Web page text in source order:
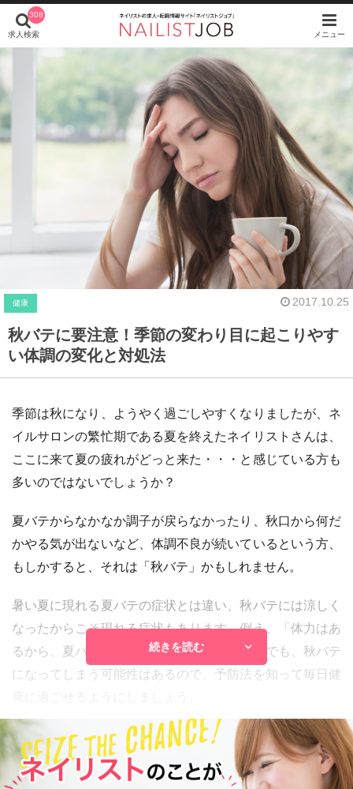
308
求人検索 メニュー
健康 2017.10.25
秋バテに要注意！季節の変わり目に起こりやす
い体調の変化と対処法
季節は秋になり、ようやく過ごしやすくなりましたが、ネ
イルサロンの繁忙期である夏を終えたネイリストさんは、
ここに来て夏の疲れがどっと来た・・・と感じている方も
多いのではないでしょうか？
夏バテからなかなか調子が戻らなかったり、秋口から何だ
かやる気が出ないなど、体調不良が続いているという方、
もしかすると、それは「秋バテ」かもしれません。
暑い夏に現れる夏バテの症状とは違い、秋バテには涼しく
なったからこそ現れる症状もあります。例え、「体力はあ
るから、夏バテとは無縁！」と思っていた方でも、秋バテ
になってしまう可能性はあるので、予防法を知って毎日健
目次
1秋バテの主な症状とは？
続きを読む